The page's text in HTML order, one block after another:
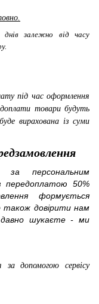
днів залежно від часу
під час оформлення
товари будуть
вирахована із суми
персональним
передоплатою 50%
формується
також довірити нам
давно шукаєте - ми
за допомогою сервісу